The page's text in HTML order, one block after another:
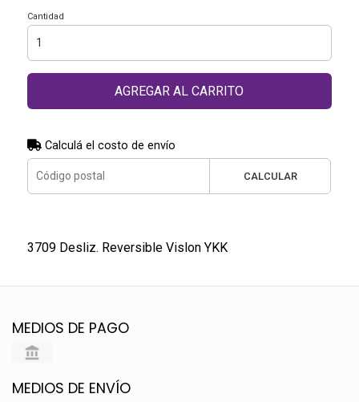
Cantidad
AGREGAR AL CARRITO
Calculá el costo de envío
CALCULAR
3709 Desliz. Reversible Vislon YKK
MEDIOS DE PAGO
MEDIOS DE ENVÍO